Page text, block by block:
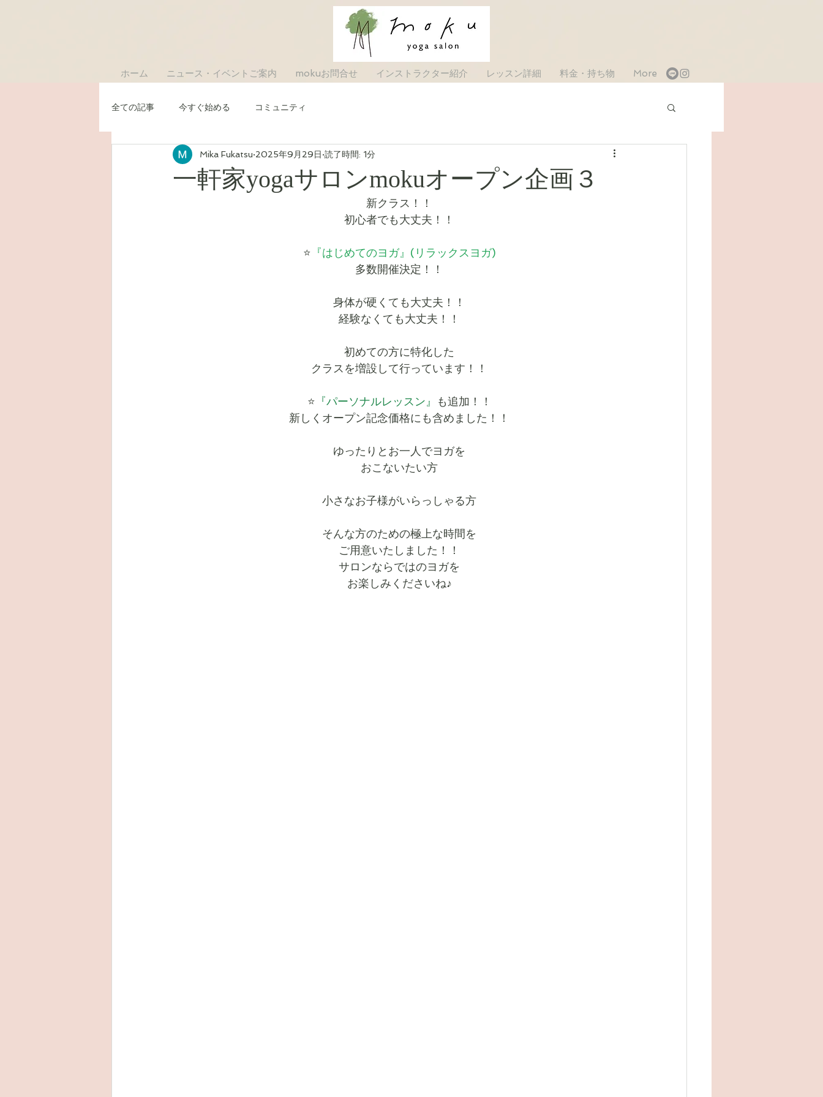
ホーム ニュース・イベントご案内 mokuお問合せ インストラクター紹介 レッスン詳細 料金・持ち物 More
全ての記事 今すぐ始める コミュニティ
一軒家yogaサロンmokuオープン企画３
Mika Fukatsu 2025年9月29日 読了時間: 1分
新クラス！！
初心者でも大丈夫！！
⭐️ 『はじめてのヨガ』(リラックスヨガ)
多数開催決定！！
身体が硬くても大丈夫！！
経験なくても大丈夫！！
初めての方に特化した
クラスを増設して行っています！！
⭐️ 『パーソナルレッスン』
も追加！！
新しくオープン記念価格にも含めました！！
ゆったりとお一人でヨガを
おこないたい方
小さなお子様がいらっしゃる方
そんな方のための極上な時間を
ご用意いたしました！！
サロンならではのヨガを
お楽しみくださいね♪